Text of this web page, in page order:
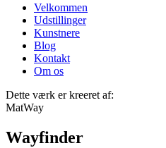
Velkommen
Udstillinger
Kunstnere
Blog
Kontakt
Om os
Dette værk er kreeret af:
MatWay
Wayfinder